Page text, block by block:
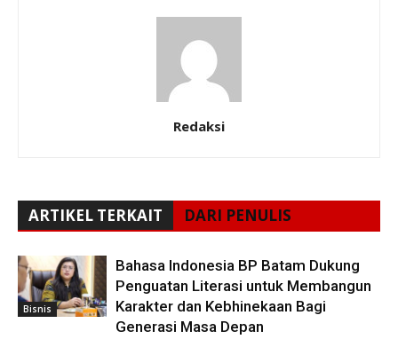
Redaksi
ARTIKEL TERKAIT DARI PENULIS
Bisnis
Bahasa Indonesia BP Batam Dukung
Penguatan Literasi untuk Membangun
Karakter dan Kebhinekaan Bagi
Generasi Masa Depan